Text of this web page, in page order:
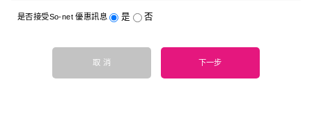
是否接受So-net 優惠訊息 是 否
取 消 下一步